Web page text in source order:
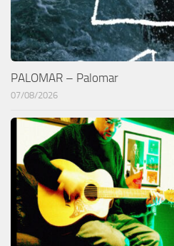
PALOMAR – Palomar
07/08/2026